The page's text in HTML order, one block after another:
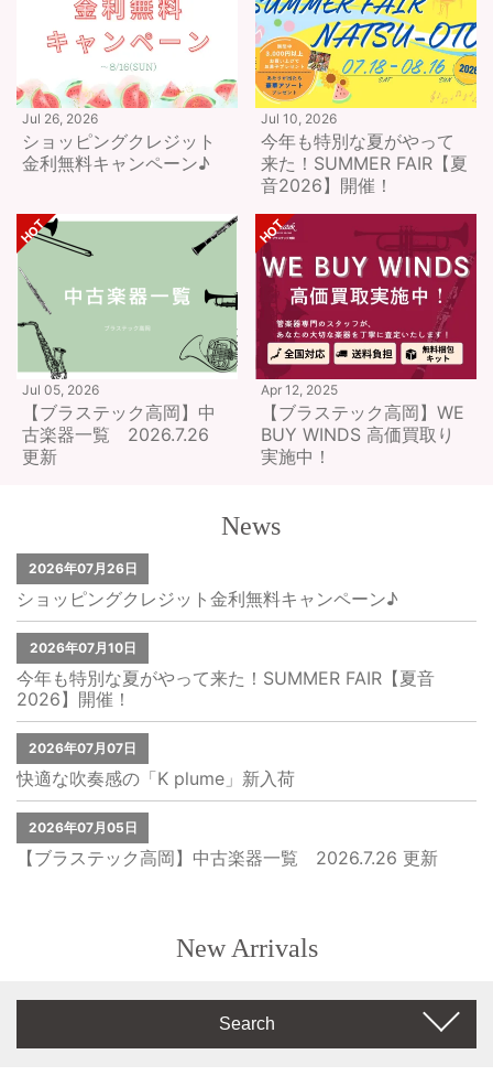
Jul 26, 2026
ショッピングクレジット
金利無料キャンペーン♪
Jul 10, 2026
今年も特別な夏がやって
来た！SUMMER FAIR【夏
音2026】開催！
Jul 05, 2026
【ブラステック高岡】中
古楽器一覧 2026.7.26
更新
Apr 12, 2025
【ブラステック高岡】WE
BUY WINDS 高価買取り
実施中！
News
2026年07月26日
ショッピングクレジット金利無料キャンペーン♪
2026年07月10日
今年も特別な夏がやって来た！SUMMER FAIR【夏音
2026】開催！
2026年07月07日
快適な吹奏感の「K plume」新入荷
2026年07月05日
【ブラステック高岡】中古楽器一覧 2026.7.26 更新